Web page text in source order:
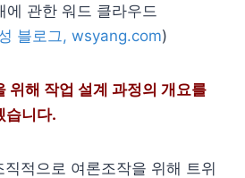
관한 워드 클라우드
블로그, wsyang.com)
위해 작업 설계 과정의 개요를
습니다.
적으로 여론조작을 위해 트위